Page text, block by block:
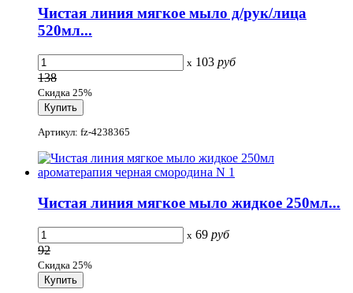
Чистая линия мягкое мыло д/рук/лица
520мл...
x 103 руб
138
Скидка 25%
Артикул: fz-4238365
Чистая линия мягкое мыло жидкое 250мл...
x 69 руб
92
Скидка 25%